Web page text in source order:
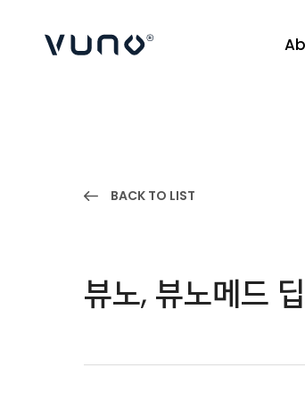
(주) 뷰노
BACK TO LIST
뷰노, 뷰노메드